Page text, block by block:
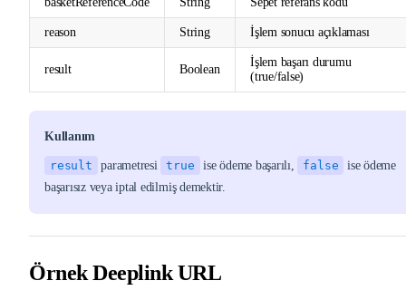
reason String İşlem sonucu açıklaması
result Boolean
İşlem başarı durumu
(true/false)
Kullanım
result parametresi true ise ödeme başarılı, false
ise ödeme
başarısız veya iptal edilmiş demektir.
Örnek Deeplink URL